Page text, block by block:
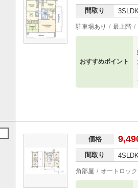
間取り 3SLDK
駐車場あり 最上階
おすすめポイント
価格
間取り 4SLDK
角部屋 オートロック